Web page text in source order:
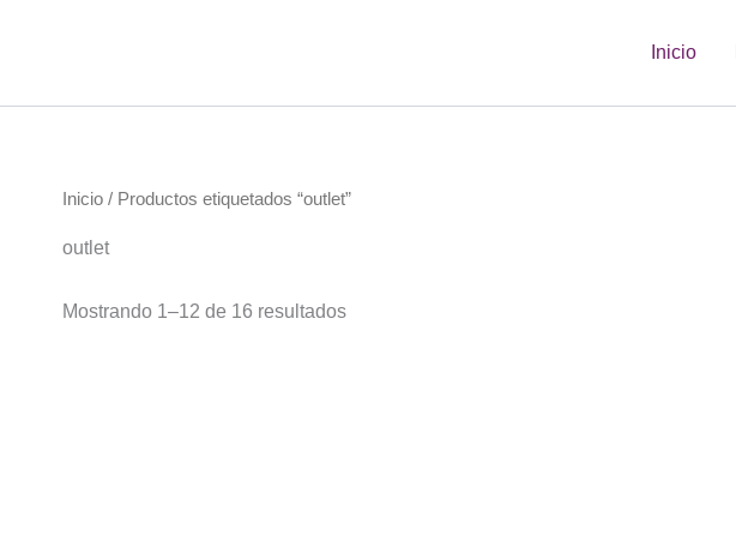
Inicio
Inicio / Productos etiquetados “outlet”
outlet
Mostrando 1–12 de 16 resultados